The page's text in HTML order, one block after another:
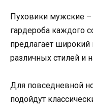
Пуховики мужские –
гардероба каждого
предлагает
различных стилей и
Для повседневной
подойдут